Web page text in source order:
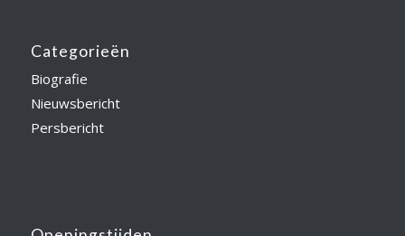
Categorieën
Biografie
Nieuwsbericht
Persbericht